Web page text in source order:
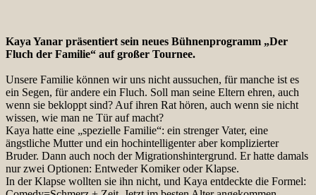
Kaya Yanar präsentiert sein neues Bühnenprogramm „Der
Fluch der Familie“ auf großer Tournee.
Unsere Familie können wir uns nicht aussuchen, für manche ist es
ein Segen, für andere ein Fluch. Soll man seine Eltern ehren, auch
wenn sie bekloppt sind? Auf ihren Rat hören, auch wenn sie nicht
wissen, wie man ne Tür auf macht?
Kaya hatte eine „spezielle Familie“: ein strenger Vater, eine
ängstliche Mutter und ein hochintelligenter aber komplizierter
Bruder. Dann auch noch der Migrationshintergrund. Er hatte damals
nur zwei Optionen: Entweder Komiker oder Klapse.
In der Klapse wollten sie ihn nicht, und Kaya entdeckte die Formel: